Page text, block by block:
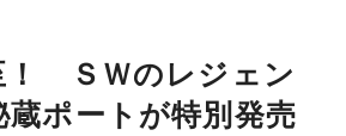
！ ＳＷのレジェン
蔵ポートが特別発売